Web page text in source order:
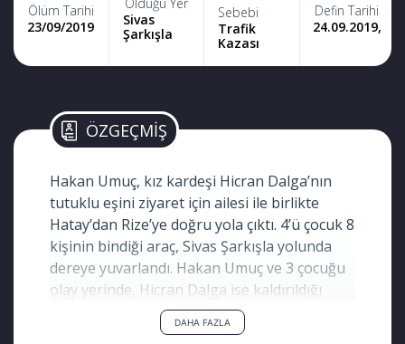
Ölüm Tarihi
23/09/2019
Sivas
Şarkışla
Sebebi
Trafik
Kazası
Defin Tarihi
24.09.2019,
ÖZGEÇMİŞ
Hakan Umuç, kız kardeşi Hicran Dalga’nın
tutuklu eşini ziyaret için ailesi ile birlikte
Hatay’dan Rize’ye doğru yola çıktı. 4’ü çocuk 8
kişinin bindiği araç, Sivas Şarkışla yolunda
dereye yuvarlandı. Hakan Umuç ve 3 çocuğu
olay yerinde, Hicran Dalga ise kaldırıldığı
hastanede hayatını kaybetti. Hakan Umuç’un
hayatını kaybeden 3 çocuğundan en büyüğü
DAHA FAZLA